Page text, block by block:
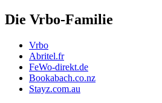
Die Vrbo-Familie
Vrbo
Abritel.fr
FeWo-direkt.de
Bookabach.co.nz
Stayz.com.au